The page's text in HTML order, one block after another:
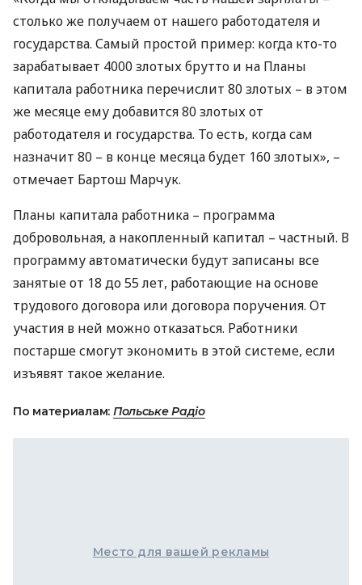
столько же получаем от нашего работодателя и
государства. Самый простой пример: когда кто-то
зарабатывает 4000 злотых брутто и на Планы
капитала работника перечислит 80 злотых – в этом
же месяце ему добавится 80 злотых от
работодателя и государства. То есть, когда сам
назначит 80 – в конце месяца будет 160 злотых», –
отмечает Бартош Марчук.
Планы капитала работника – программа
добровольная, а накопленный капитал – частный. В
программу автоматически будут записаны все
занятые от 18 до 55 лет, работающие на основе
трудового договора или договора поручения. От
участия в ней можно отказаться. Работники
постарше смогут экономить в этой системе, если
изъявят такое желание.
По материалам: Польське Радіо
Место для вашей рекламы